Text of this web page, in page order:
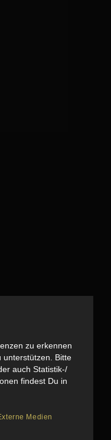
zu erkennen
unterstützen. Bitte
auch Statistik-/
findest Du in
Medien